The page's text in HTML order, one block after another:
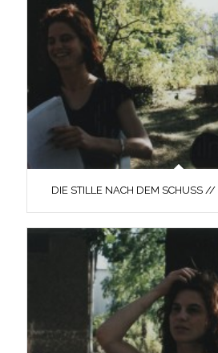
DIE STILLE NACH DEM SCHUSS